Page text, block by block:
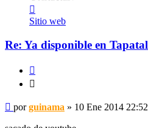
guinama
Sitio web
Re: Ya disponible en
Mensaje
porguinama » 10 Ene 2014 22:52